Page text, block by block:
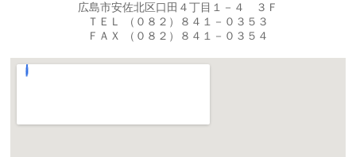
広島市安佐北区口田４丁目１－４ ３Ｆ
ＴＥＬ （０８２）８４１－０３５３
ＦＡＸ （０８２）８４１－０３５４